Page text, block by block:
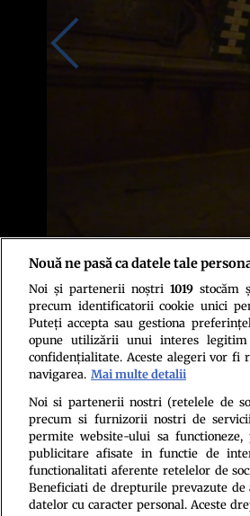
Citarea se poate face în limita
Nouă ne pasă ca datele tale
Noi și partenerii noștri 1019stocăm
precum identificatorii cookie unici
Puteți accepta sau gestiona
opune utilizării unui interes
confidențialitate. Aceste alegeri vor fi
navigarea. Mai multe detalii
Noi si partenerii nostri (retelele de
precum si furnizorii nostri de
permite website-ului sa
publicitare afisate in functie de
functionalitati aferente retelelor de
Beneficiati de drepturile prevazute de
datelor cu caracter personal. Aceste